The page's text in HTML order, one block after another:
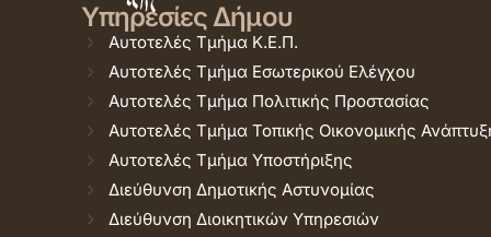
Υπηρεσίες Δήμου
Αυτοτελές Τμήμα Κ.Ε.Π.
Αυτοτελές Τμήμα Εσωτερικού Ελέγχου
Αυτοτελές Τμήμα Πολιτικής Προστασίας
Αυτοτελές Τμήμα Τοπικής Οικονομικής
Αυτοτελές Τμήμα Υποστήριξης
Διεύθυνση Δημοτικής Αστυνομίας
Διεύθυνση Διοικητικών Υπηρεσιών